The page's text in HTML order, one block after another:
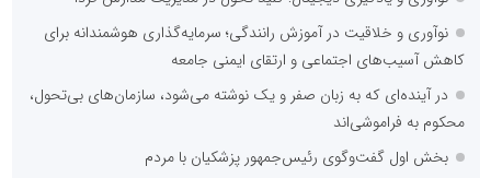
نوآوری و خلاقیت در آموزش رانندگی؛ سرمایه‌گذاری هوشمندانه برای
کاهش آسیب‌های اجتماعی و ارتقای ایمنی جامعه
در آینده‌ای که به زبان صفر و یک نوشته می‌شود، سازمان‌های بی‌تحول،
محکوم به فراموشی‌اند
بخش اول گفت‌وگوی رئیس‌جمهور پزشکیان با مردم